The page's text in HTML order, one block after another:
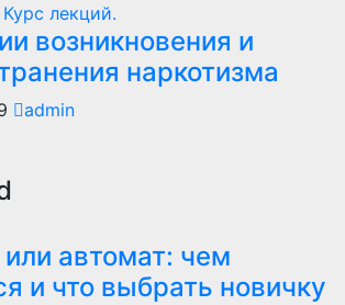
лекций.
возникновения и
наркотизма
admin
автомат: чем
и что выбрать новичку